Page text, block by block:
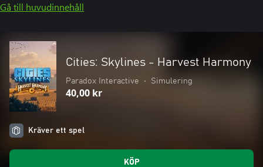
Gå till huvudinnehåll
Cities: Skylines - Harvest Harmony
Paradox Interactive • Simulering
40,00 kr
Kräver ett spel
KÖP